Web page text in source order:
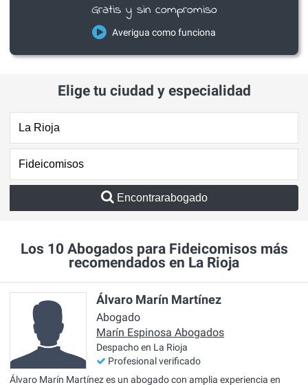
Gratis y sin compromiso
Averigua como funciona
Elige tu ciudad y especialidad
Encontrarabogado
Los 10 Abogados para Fideicomisos más
recomendados en La Rioja
Álvaro Marín Martínez
Abogado
Marín Espinosa Abogados
Despacho en La Rioja
Profesional verificado
Álvaro Marín Martínez es un abogado con amplia experiencia en